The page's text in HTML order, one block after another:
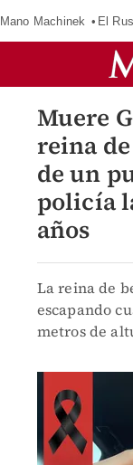
Mano Machinek El
Muere
reina
de un
policía
años
La reina de
escapando
metros de